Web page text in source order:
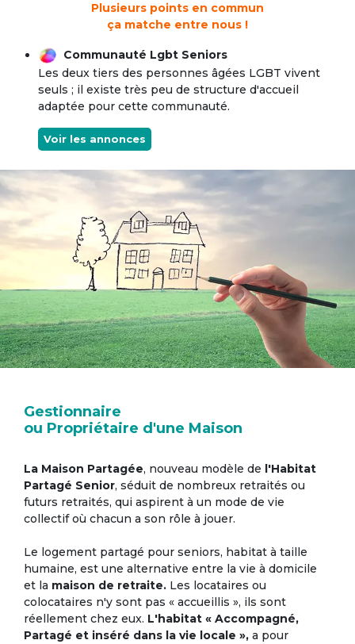
Plusieurs points en commun
ça matche entre nous !
Communauté Lgbt Seniors
Les deux tiers des personnes âgées LGBT vivent
seuls ; il existe très peu de structure d'accueil
adaptée pour cette communauté.
Voir les annonces
Gestionnaire
ou Propriétaire d'une Maison
La Maison Partagée, nouveau modèle de l'Habitat
Partagé Senior, séduit de nombreux retraités ou
futurs retraités, qui aspirent à un mode de vie
collectif où chacun a son rôle à jouer.
Le logement partagé pour seniors, habitat à taille
humaine, est une alternative entre la vie à domicile
et la maison de retraite. Les locataires ou
colocataires n'y sont pas « accueillis », ils sont
réellement chez eux. L'habitat « Accompagné,
Partagé et inséré dans la vie locale », a pour